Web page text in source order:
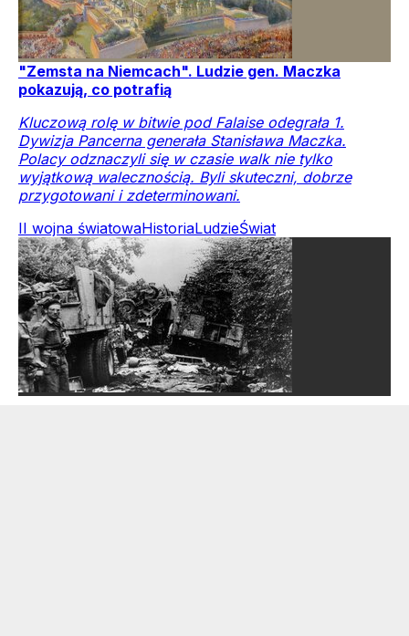
"Zemsta na Niemcach". Ludzie gen. Maczka
pokazują, co potrafią
Kluczową rolę w bitwie pod Falaise odegrała 1.
Dywizja Pancerna generała Stanisława Maczka.
Polacy odznaczyli się w czasie walk nie tylko
wyjątkową walecznością. Byli skuteczni, dobrze
przygotowani i zdeterminowani.
II wojna światowaHistoriaLudzieŚwiat